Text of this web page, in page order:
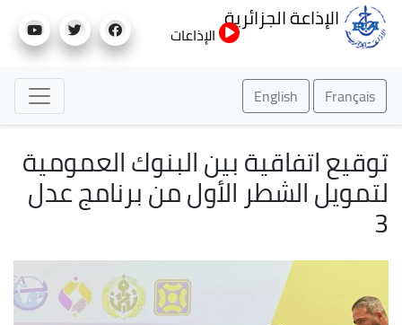
إلى
الإذاعة الجزائرية
الإذاعات
Français
English
توقيع اتفاقية بين البنوك العمومية
لتمويل الشطر الأول من برنامج عدل